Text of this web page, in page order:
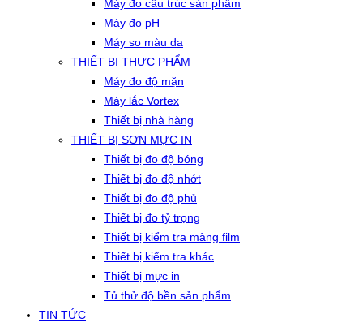
Máy đo cấu trúc sản phẩm
Máy đo pH
Máy so màu da
THIẾT BỊ THỰC PHẨM
Máy đo độ mặn
Máy lắc Vortex
Thiết bị nhà hàng
THIẾT BỊ SƠN MỰC IN
Thiết bị đo độ bóng
Thiết bị đo độ nhớt
Thiết bị đo độ phủ
Thiết bị đo tỷ trọng
Thiết bị kiểm tra màng film
Thiết bị kiểm tra khác
Thiết bị mực in
Tủ thử độ bền sản phẩm
TIN TỨC